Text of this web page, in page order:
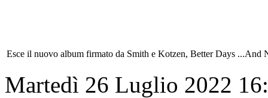
Esce il nuovo album firmato da Smith e Kotzen, Better Days ...And
Martedì 26 Luglio 2022